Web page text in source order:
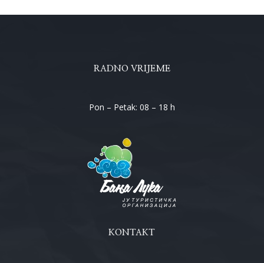
RADNO VRIJEME
Pon – Petak: 08 – 18 h
KONTAKT